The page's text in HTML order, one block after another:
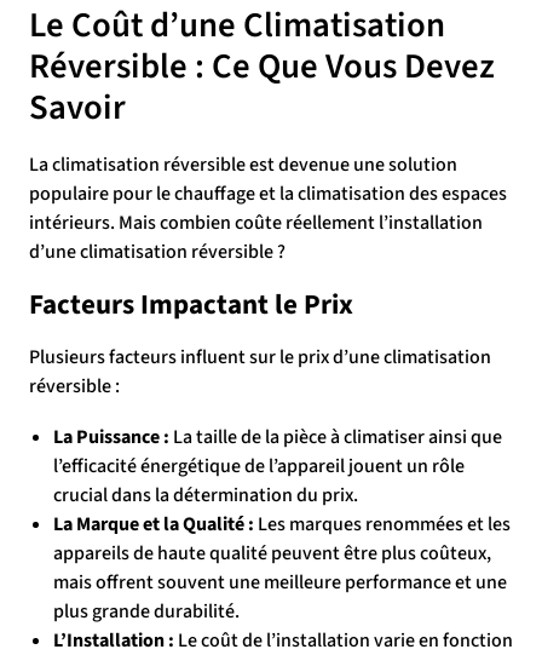
Le Coût d’une Climatisation
Réversible : Ce Que Vous Devez
Savoir
La climatisation réversible est devenue une solution
populaire pour le chauffage et la climatisation des espaces
intérieurs. Mais combien coûte réellement l’installation
d’une climatisation réversible ?
Facteurs Impactant le Prix
Plusieurs facteurs influent sur le prix d’une climatisation
réversible :
La Puissance : La taille de la pièce à climatiser ainsi que
l’efficacité énergétique de l’appareil jouent un rôle
crucial dans la détermination du prix.
La Marque et la Qualité : Les marques renommées et les
appareils de haute qualité peuvent être plus coûteux,
mais offrent souvent une meilleure performance et une
plus grande durabilité.
L’Installation : Le coût de l’installation varie en fonction